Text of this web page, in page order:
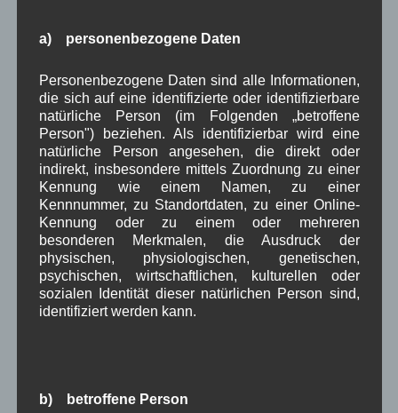
Juni 2022(4)
April 2022(8)
März 2022(6)
Februar 2022 (4)
Januar 2022
(3)
Dezember 2021 (7)
November 2021(9)
Oktober 2021
September 2021
(8)
August 2021(4)
Juli 2021(10)
Juni 2021(9)
Mai 2021(5)
April 2021(4)
November 2020(7)
a) personenbezogene Daten
Personenbezogene Daten sind alle Informationen,
die sich auf eine identifizierte oder identifizierbare
natürliche Person (im Folgenden „betroffene
Person") beziehen. Als identifizierbar wird eine
natürliche Person angesehen, die direkt oder
indirekt, insbesondere mittels Zuordnung zu einer
Kennung wie einem Namen, zu einer
Kennnummer, zu Standortdaten, zu einer Online-
Kennung oder zu einem oder mehreren
besonderen Merkmalen, die Ausdruck der
physischen, physiologischen, genetischen,
psychischen, wirtschaftlichen, kulturellen oder
sozialen Identität dieser natürlichen Person sind,
identifiziert werden kann.
b) betroffene Person